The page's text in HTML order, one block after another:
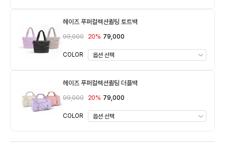
헤이즈 푸퍼컬렉션퀼팅 토트백
99,000 20% 79,000
COLOR
헤이즈 푸퍼컬렉션퀼팅 더플백
99,000 20% 79,000
COLOR